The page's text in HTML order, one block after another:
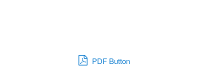
PDF Button